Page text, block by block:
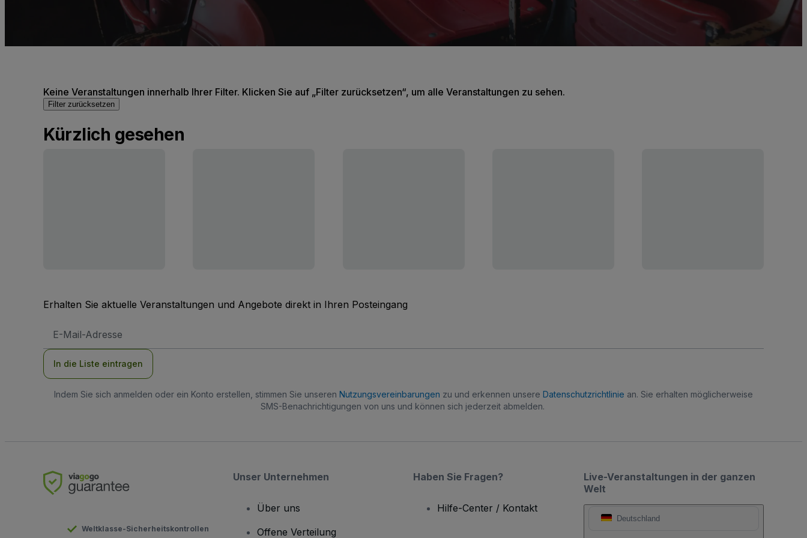
Keine Veranstaltungen innerhalb Ihrer Filter. Klicken Sie auf „Filter zurücksetzen“, um alle Veranstaltungen zu sehen.
Filter zurücksetzen
Kürzlich gesehen
Erhalten Sie aktuelle Veranstaltungen und Angebote direkt in Ihren Posteingang
Mail-
In die Liste eintragen
Indem Sie sich anmelden oder ein Konto erstellen, stimmen Sie unseren Nutzungsvereinbarungen zu und erkennen unsere Datenschutzrichtlinie an. Sie erhalten möglicherweise
SMS-Benachrichtigungen von uns und können sich jederzeit abmelden.
Live-Veranstaltungen in der ganzen
Welt
Deutschland
Weltklasse-Sicherheitskontrollen
Unser Unternehmen
Über uns
Offene Verteilung
Haben Sie Fragen?
Hilfe-Center / Kontakt